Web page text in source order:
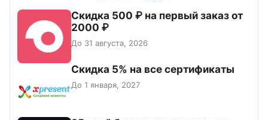
Скидка 500 ₽ на первый заказ от
2000 ₽
До 31 августа, 2026
Скидка 5% на все сертификаты
До 1 января, 2027